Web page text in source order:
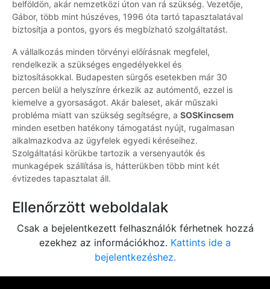
belföldön, akár nemzetközi úton van rá szükség. Vezetője,
Gábor, több mint húszéves, 1996 óta tartó tapasztalatával
biztosítja a pontos, gyors és megbízható szolgáltatást.
A vállalkozás minden törvényi előírásnak megfelel,
rendelkezik a szükséges engedélyekkel és
biztosításokkal. Budapesten sürgős esetekben már 30
percen belül a helyszínre érkezik az autómentő, ezzel is
kiemelve a gyorsaságot. Akár baleset, akár műszaki
probléma miatt van szükség segítségre, a SOSKincsem
minden esetben hatékony támogatást nyújt, rugalmasan
alkalmazkodva az ügyfelek egyedi kéréseihez.
Szolgáltatási körükbe tartozik a versenyautók és
munkagépek szállítása is, hátterükben több mint két
évtizedes tapasztalat áll.
Ellenőrzött weboldalak
Csak a bejelentkezett felhasználók férhetnek hozzá
ezekhez az információkhoz. Kattints ide a
bejelentkezéshez.